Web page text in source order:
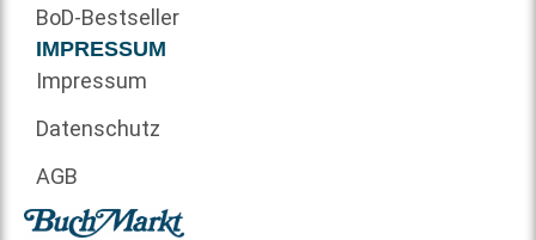
BoD-Bestseller
IMPRESSUM
Impressum
Datenschutz
AGB